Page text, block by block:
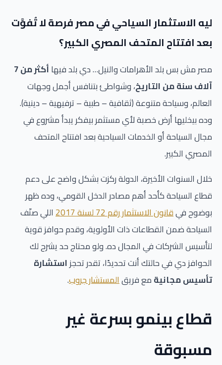
ليه الاستثمار السياحي في مصر فرصة لا تُفوَّت
بعد افتتاح المتحف المصري الكبير؟
مصر مش بس بلد الأهرامات والنيل… دي بلد فيها
أكثر من 7
آلاف سنة من التاريخ، وشواطئ بتنافس أجمل وجهات
العالم، وسياحة متنوعة (ثقافية – طبية – ترفيهية – دينية).
وده بيخليها أرض خصبة لأي مستثمر بيفكر يبدأ مشروع في
مجال السياحة أو الخدمات السياحية بعد افتتاح المتحف
المصري الكبير.
خلال السنوات الأخيرة، الدولة ركزت بشكل واضح على دعم
قطاع السياحة كأحد أهم مصادر الدخل القومي، وده ظهر
بوضوح فيقانون الاستثمار رقم 72 لسنة 2017
اللي صنّف
السياحة ضمن القطاعات ذات الأولوية، وقدم حوافز قوية
لتأسيس الشركات في المجال ده. ولو محتاج حد يشرح لك
الحوافز دي في حالتك أنت تحديدًا، تقدر تحجزاستشارة
تأسيس مجانيةمع فريقالمستشار جروب.
قطاع بينمو بسرعة غير
مسبوقة